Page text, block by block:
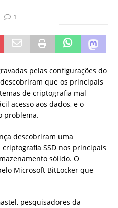
1
pelas configurações do
que os principais
de criptografia mal
acesso aos dados, e o
problema.
descobriram uma
SSD nos principais
sólido. O
Microsoft BitLocker que
pesquisadores da